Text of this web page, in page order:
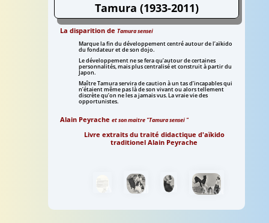
O Sensei et Tamura sensei
le fondateur et son élève
Tamura (1933-2011)
La disparition de Tamura sensei
Marque la fin du développement centré autour de l’aïkido
du fondateur et de son dojo.
Le développement ne se fera qu’autour de certaines
personnalités, mais plus centralisé et construit à partir du
Japon.
Maître Tamura servira de caution à un tas d’incapables qui
n’étaient même pas là de son vivant ou alors tellement
discrète qu’on ne les a jamais vus. La vraie vie des
opportunistes.
Alain Peyrache et son maitre "Tamura sensei "
Livre extraits du traité didactique d'aïkido
traditionel Alain Peyrache
Aïkido
traité
Aïkido
traité
Aïkido
traité
Aïkido
traité